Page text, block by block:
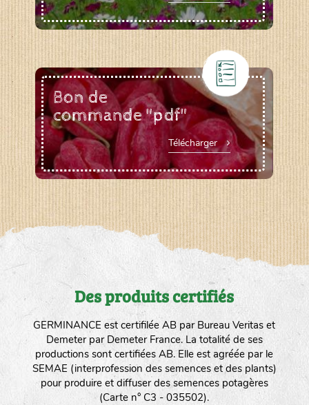
Bon de
commande "pdf"
Télécharger
Des produits certifiés
GERMINANCE est certifilée AB par Bureau Veritas et
Demeter par Demeter France. La totalité de ses
productions sont certifiées AB. Elle est agréée par le
SEMAE (interprofession des semences et des plants)
pour produire et diffuser des semences potagères
(Carte n° C3 - 035502).